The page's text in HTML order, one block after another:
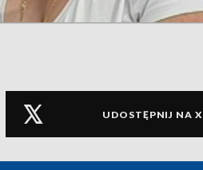
UDOSTĘPNIJ NA X